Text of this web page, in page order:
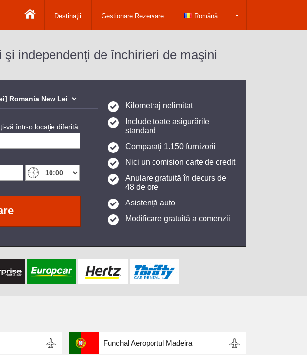
Destinaţii Gestionare Rezervare Română
independenţi de închirieri de maşini
vă într-o locaţie diferită
Kilometraj nelimitat
Include toate asigurările
standard
Comparaţi 1.150 furnizorii
Nici un comision carte de credit
Anulare gratuită în decurs de
48 de ore
Asistenţă auto
Modificare gratuită a comenzii
Funchal Aeroportul Madeira